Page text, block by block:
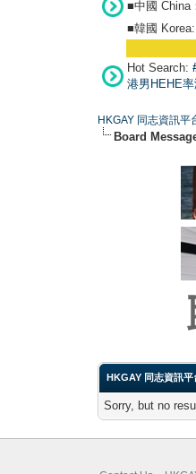
■中國 China
■韓國 Korea:
Hot Search:
港男HEHE
HKGAY 同志資訊平
Board
HKGAY 同志資訊平
Sorry, but no